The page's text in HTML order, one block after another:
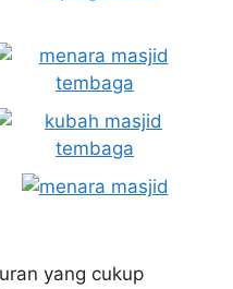
yang cukup